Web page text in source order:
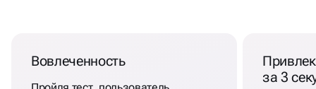
Вовлеченность
за 3